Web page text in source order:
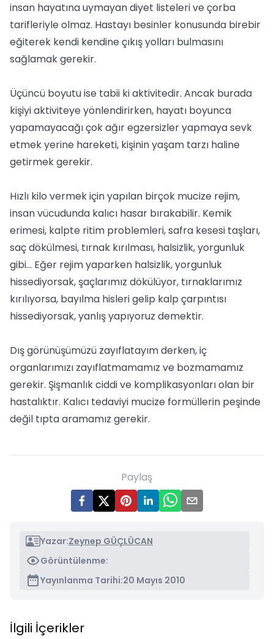
insan hayatına uymayan diyet listeleri ve çorba
tarifleriyle olmaz. Hastayı besinler konusunda birebir
eğiterek kendi kendine çıkış yolları bulmasını
sağlamak gerekir.
Üçüncü boyutu ise tabii ki aktivitedir. Ancak burada
kişiyi aktiviteye yönlendirirken, hayatı boyunca
yapamayacağı çok ağır egzersizler yapmaya sevk
etmek yerine hareketi, kişinin yaşam tarzı haline
getirmek gerekir.
Hızlı kilo vermek için yapılan birçok mucize rejim,
insan vücudunda kalıcı hasar bırakabilir. Kemik
erimesi, kalpte ritim problemleri, safra kesesi taşları,
saç dökülmesi, tırnak kırılması, halsizlik, yorgunluk
gibi... Eğer rejim yaparken halsizlik, yorgunluk
hissediyorsak, şaçlarımız dökülüyor, tırnaklarımız
kırılıyorsa, bayılma hisleri gelip kalp çarpıntısı
hissediyorsak, yanlış yapıyoruz demektir.
Dış görünüşümüzü zayıflatayım derken, iç
organlarımızı zayıflatmamamız ve bozmamamız
gerekir. Şişmanlık ciddi ve komplikasyonları olan bir
hastalıktır. Kalıcı tedaviyi mucize formüllerin peşinde
değil tıpta aramamız gerekir.
Paylaş
Yazar:Zeynep GÜÇLÜCAN
Görüntülenme:
Yayınlanma Tarihi:20 Mayıs 2010
İlgili İçerikler